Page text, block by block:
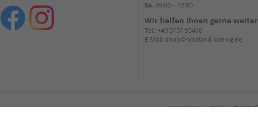
Sa. 09:00 – 12:00
Wir helfen Ihnen gerne weiter
Tel.: +49 5151 95410
E-Mail: shop@holzland-koenig.de
Impressum AGB Widerruf